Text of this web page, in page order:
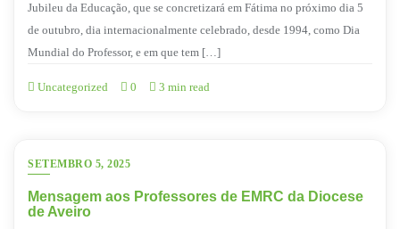
Jubileu da Educação, que se concretizará em Fátima no próximo dia 5
de outubro, dia internacionalmente celebrado, desde 1994, como Dia
Mundial do Professor, e em que tem […]
Uncategorized 0 3 min read
SETEMBRO 5, 2025
Mensagem aos Professores de EMRC da Diocese
de Aveiro